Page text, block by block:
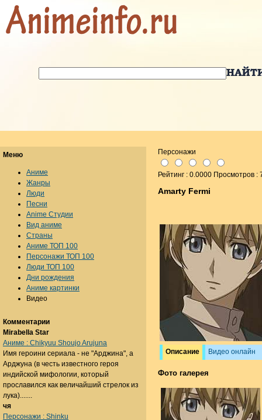
Персонажи
Рейтинг : 0.0000 Просмотров :
Amarty Fermi
Описание Видео онлайн
Фото галерея
Меню
Аниме
Жанры
Люди
Песни
Anime Студии
Вид аниме
Страны
Аниме ТОП 100
Персонажи ТОП 100
Люди ТОП 100
Дни рождения
Аниме картинки
Видео
Комментарии
Mirabella Star
Аниме : Chikyuu Shoujo Arujuna
Имя героини сериала - не "Арджина", а
Арджуна (в честь известного героя
индийской мифологии, который
прославился как величайший стрелок из
лука).......
чя
Персонажи : Shinku